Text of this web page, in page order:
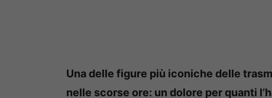
Una delle figure più iconiche delle
nelle scorse ore: un dolore per quanti